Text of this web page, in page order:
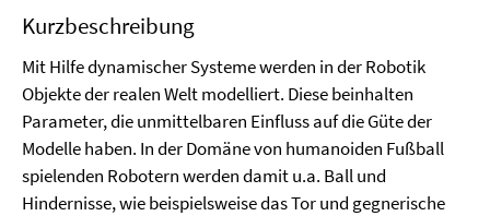
Kurzbeschreibung
Mit Hilfe dynamischer Systeme werden in der Robotik
Objekte der realen Welt modelliert. Diese beinhalten
Parameter, die unmittelbaren Einfluss auf die Güte der
Modelle haben. In der Domäne von humanoiden Fußball
spielenden Robotern werden damit u.a. Ball und
Hindernisse, wie beispielsweise das Tor und gegnerische